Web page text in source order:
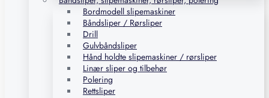
Bordmodell slipemaskiner
Båndsliper / Rørsliper
Drill
Gulvbåndsliper
Hånd holdte slipemaskiner / rørsliper
Linær sliper og tilbehør
Polering
Rettsliper